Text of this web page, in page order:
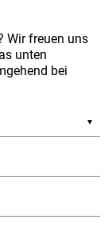
Wir freuen uns
unten
bei